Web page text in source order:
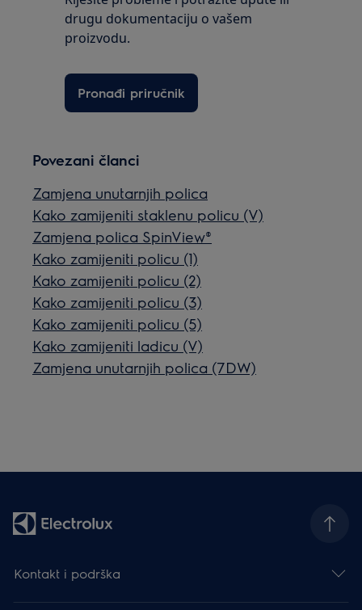
drugu dokumentaciju o vašem
proizvodu.
Pronađi priručnik
Povezani članci
Zamjena unutarnjih polica
Kako zamijeniti staklenu policu (V)
Zamjena polica SpinView®
Kako zamijeniti policu (1)
Kako zamijeniti policu (2)
Kako zamijeniti policu (3)
Kako zamijeniti policu (5)
Kako zamijeniti ladicu (V)
Zamjena unutarnjih polica (7DW)
Kontakt i podrška